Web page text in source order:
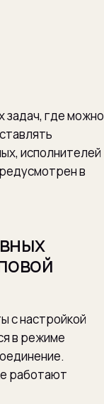
задач, где можно
исполнителей
в
с настройкой
в режиме
работают